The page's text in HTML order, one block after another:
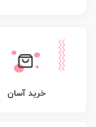
خرید آسان